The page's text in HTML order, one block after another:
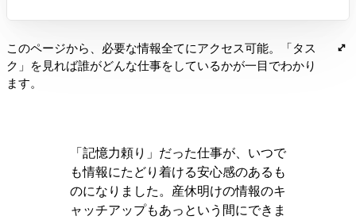
このページから、必要な情報全てにアクセス可能。「タス
ク」を見れば誰がどんな仕事をしているかが一目でわかり
ます。
「記憶力頼り」だった仕事が、いつで
も情報にたどり着ける安心感のあるも
のになりました。産休明けの情報のキ
ャッチアップもあっという間にできま